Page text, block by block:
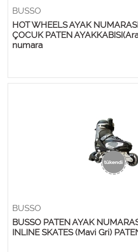
BUSSO
HOT WHEELS AYAK
ÇOCUK PATEN
numara
BUSSO
BUSSO PATEN AYAK
INLINE SKATES (Mavi Gri)